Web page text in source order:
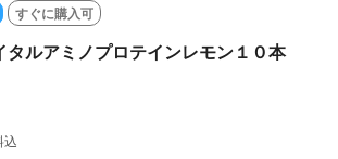
すぐに購入可
タルアミノプロテインレモン１０本
込